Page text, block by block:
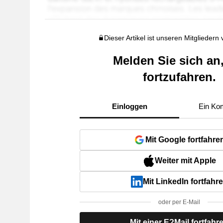
Dieser Artikel ist unseren Mitgliedern
Melden Sie sich
fortzufahren.
Einloggen Ein
Mit Google
Weiter mit Apple
Mit LinkedIn
oder per E-Mail